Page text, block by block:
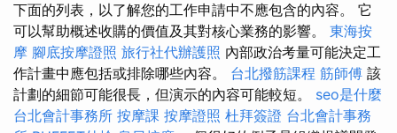
下面的列表，以了解您的工作申請中不應包含的內容。 它
可以幫助概述收購的價值及其對核心業務的影響。 東海按
摩 腳底按摩證照 旅行社代辦護照 內部政治考量可能決定工
作計畫中應包括或排除哪些內容。 台北撥筋課程 筋師傅 該
計劃的細節可能很長，但演示的內容可能較短。 seo是什麼
台北會計事務所 按摩課 按摩證照 杜拜簽證 台北會計事務